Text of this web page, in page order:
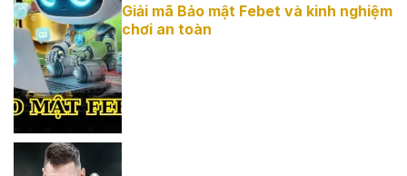
Giải mã Bảo
mật Febet và
kinh nghiệm
chơi an toàn
Giải mã Bảo mật Febet và kinh nghiệm
chơi an toàn